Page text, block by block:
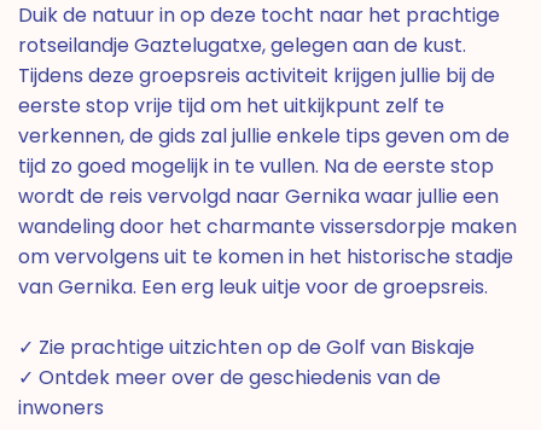
Duik de natuur in op deze tocht naar het prachtige
rotseilandje Gaztelugatxe, gelegen aan de kust.
Tijdens deze groepsreis activiteit krijgen jullie bij de
eerste stop vrije tijd om het uitkijkpunt zelf te
verkennen, de gids zal jullie enkele tips geven om de
tijd zo goed mogelijk in te vullen. Na de eerste stop
wordt de reis vervolgd naar Gernika waar jullie een
wandeling door het charmante vissersdorpje maken
om vervolgens uit te komen in het historische stadje
van Gernika. Een erg leuk uitje voor de groepsreis.
✓ Zie prachtige uitzichten op de Golf van Biskaje
✓ Ontdek meer over de geschiedenis van de
inwoners